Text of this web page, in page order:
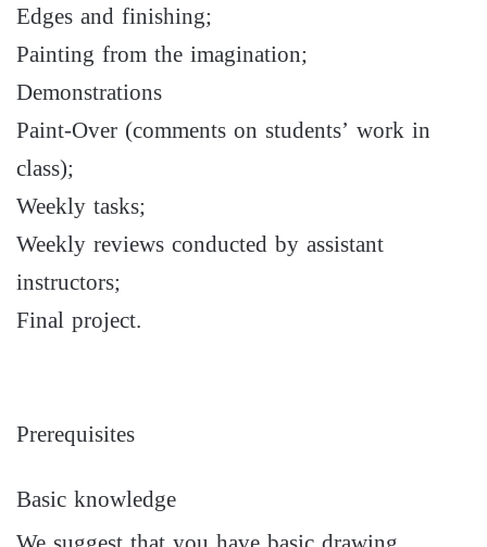
Edges and finishing;
Painting from the imagination;
Demonstrations
Paint-Over (comments on students’ work in
class);
Weekly tasks;
Weekly reviews conducted by assistant
instructors;
Final project.
Prerequisites
Basic knowledge